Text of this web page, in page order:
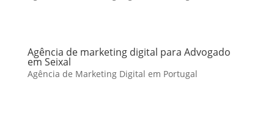
Agência de marketing digital para Advogado
em Seixal
Agência de Marketing Digital em Portugal